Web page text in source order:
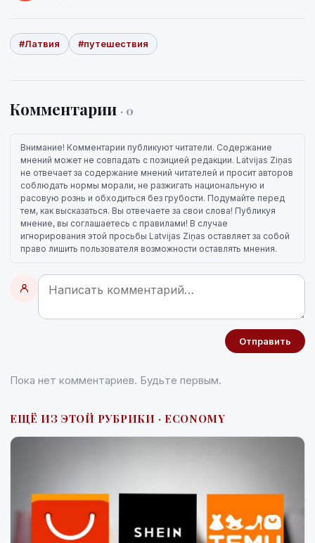
#Латвия #путешествия
Комментарии · 0
Внимание! Комментарии публикуют читатели. Содержание
мнений может не совпадать с позицией редакции. Latvijas Ziņas
не отвечает за содержание мнений читателей и просит авторов
соблюдать нормы морали, не разжигать национальную и
расовую рознь и обходиться без грубости. Подумайте перед
тем, как высказаться. Вы отвечаете за свои слова! Публикуя
мнение, вы соглашаетесь с правилами! В случае
игнорирования этой просьбы Latvijas Ziņas оставляет за собой
право лишить пользователя возможности оставлять мнения.
Отправить
Пока нет комментариев. Будьте первым.
ЕЩЁ ИЗ ЭТОЙ РУБРИКИ · ECONOMY